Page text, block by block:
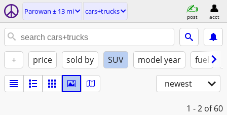
Parowan ± 13 mi cars+trucks
post acct
+ price sold by SUV model year fuel
newest
1 - 2 of 60